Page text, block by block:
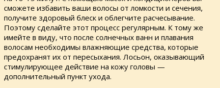
сможете избавить ваши волосы от ломкости и сечения,
получите здоровый блеск и облегчите расчесывание.
Поэтому сделайте этот процесс регулярным. К тому же
имейте в виду, что после солнечных ванн и плавания
волосам необходимы влажняющие средства, которые
предохранят их от пересыхания. Лосьон, оказывающий
стимулирующее действие на кожу головы —
дополнительный пункт ухода.